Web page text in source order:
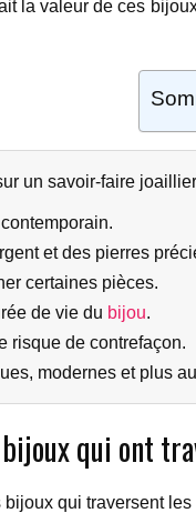
la valeur de ces
un savoir-faire
et des pierres
certaines pièces.
de vie du bijou.
risque de contrefaçon.
modernes et plus
qui ont
qui traversent